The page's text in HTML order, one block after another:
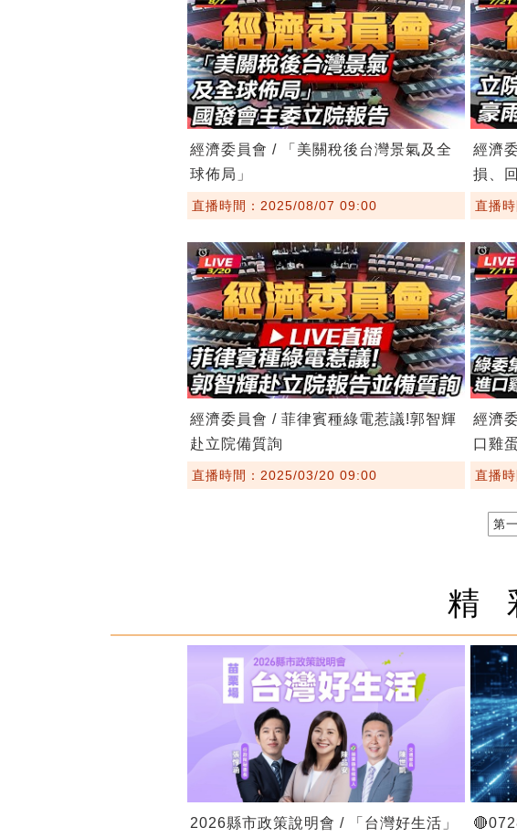
經濟委員會 / 「美關稅後台灣景氣及全
球佈局」
直播時間：2025/08/07 09:00
經濟
損、
直播
經濟委員會 / 菲律賓種綠電惹議!郭智輝
赴立院備質詢
直播時間：2025/03/20 09:00
經濟
口雞
直播
第
精
2026縣市政策說明會 / 「台灣好生活」